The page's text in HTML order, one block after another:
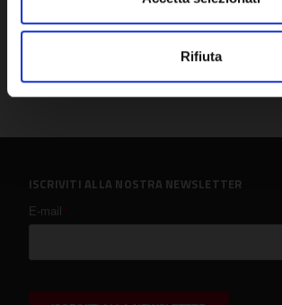
Rifiuta
ISCRIVITI ALLA NOSTRA NEWSLETTER